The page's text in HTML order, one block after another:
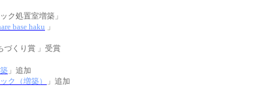
ク処置室増築」
base haku 」
づくり賞 」受賞
」追加
ク（増築）
」追加